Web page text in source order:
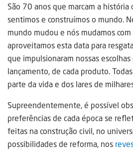
São 70 anos que marcam a história
sentimos e construímos o mundo.
mundo mudou e nós mudamos com
aproveitamos esta data para
que impulsionaram nossas
lançamento, de cada produto.
parte da vida e dos lares de
Supreendentemente, é possível
preferências de cada época se
feitas na construção civil, no
possibilidades de reforma, nos